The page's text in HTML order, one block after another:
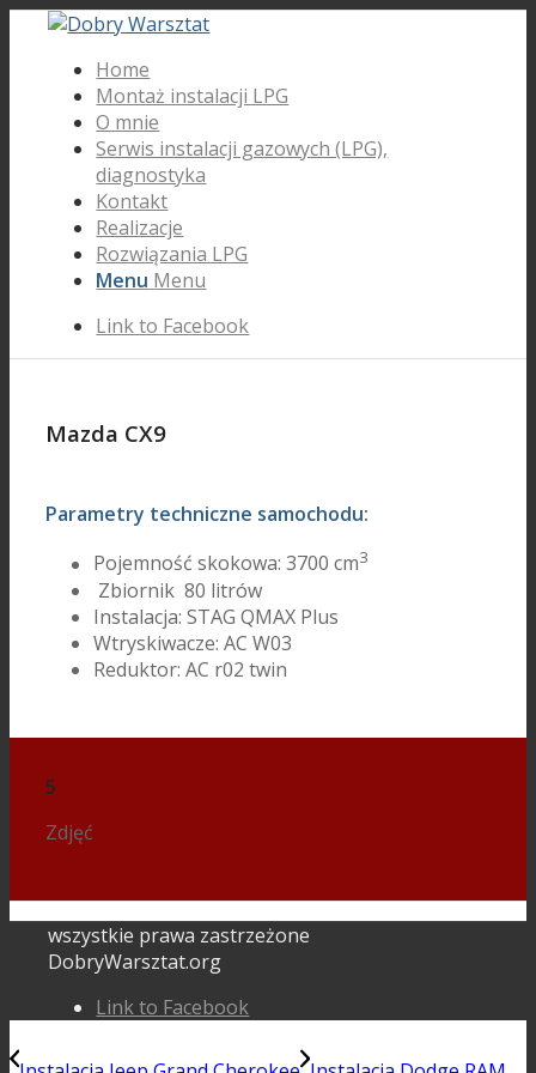
Home
Montaż instalacji LPG
O mnie
Serwis instalacji gazowych (LPG),
diagnostyka
Kontakt
Realizacje
Rozwiązania LPG
Menu Menu
Link to Facebook
Mazda CX9
Parametry techniczne samochodu:
Pojemność skokowa: 3700 cm3
Zbiornik 80 litrów
Instalacja: STAG QMAX Plus
Wtryskiwacze: AC W03
Reduktor: AC r02 twin
5
Zdjęć
wszystkie prawa zastrzeżone
DobryWarsztat.org
Link to Facebook